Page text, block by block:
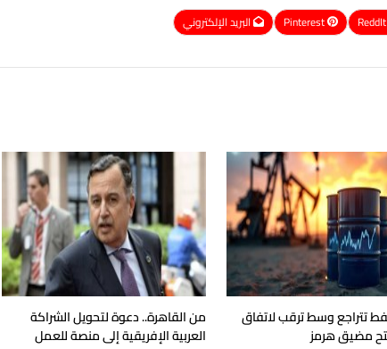
ReddIt
Pinterest البريد الإلكتروني
تتراجع وسط ترقب لاتفاق
مضيق هرمز
من القاهرة.. دعوة لتحويل الشراكة
العربية الإفريقية إلى منصة للعمل